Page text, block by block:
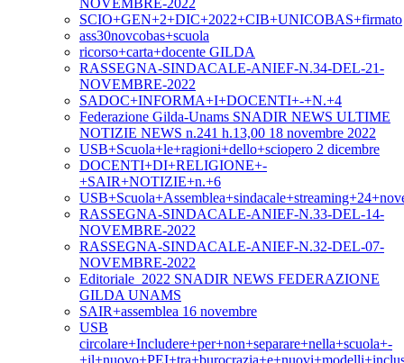
NOVEMBRE-2022
SCIO+GEN+2+DIC+2022+CIB+UNICOBAS+firmato
ass30novcobas+scuola
ricorso+carta+docente GILDA
RASSEGNA-SINDACALE-ANIEF-N.34-DEL-21-
NOVEMBRE-2022
SADOC+INFORMA+I+DOCENTI+-+N.+4
Federazione Gilda-Unams SNADIR NEWS ULTIME
NOTIZIE NEWS n.241 h.13,00 18 novembre 2022
USB+Scuola+le+ragioni+dello+sciopero 2 dicembre
DOCENTI+DI+RELIGIONE+-
+SAIR+NOTIZIE+n.+6
RASSEGNA-SINDACALE-ANIEF-N.33-DEL-14-
NOVEMBRE-2022
RASSEGNA-SINDACALE-ANIEF-N.32-DEL-07-
NOVEMBRE-2022
Editoriale_2022 SNADIR NEWS FEDERAZIONE
GILDA UNAMS
SAIR+assemblea 16 novembre
USB
circolare+Includere+per+non+separare+nella+scuola+-